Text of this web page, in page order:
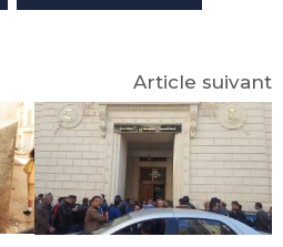
Article suivant